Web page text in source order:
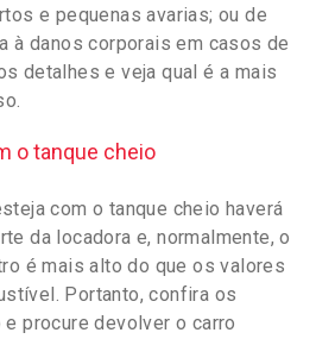
e pequenas avarias; ou de
à danos corporais em casos de
detalhes e veja qual é a mais
o tanque cheio
com o tanque cheio haverá
da locadora e, normalmente, o
é mais alto do que os valores
Portanto, confira os
procure devolver o carro